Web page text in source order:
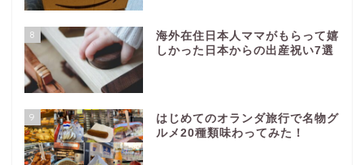
8
海外在住日本人ママがもらって嬉
しかった日本からの出産祝い7選
9
はじめてのオランダ旅行で名物グ
ルメ20種類味わってみた！